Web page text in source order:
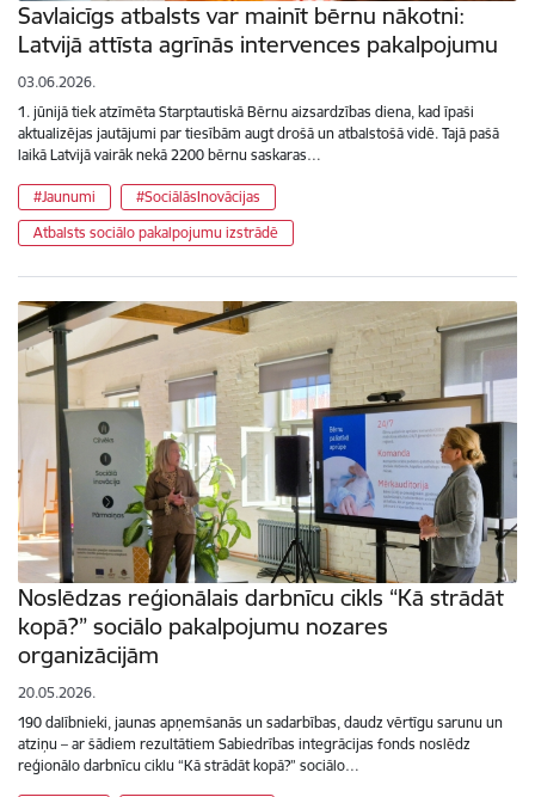
Savlaicīgs atbalsts var mainīt bērnu nākotni:
Latvijā attīsta agrīnās intervences pakalpojumu
03.06.2026.
1. jūnijā tiek atzīmēta Starptautiskā Bērnu aizsardzības diena, kad īpaši
aktualizējas jautājumi par tiesībām augt drošā un atbalstošā vidē. Tajā pašā
laikā Latvijā vairāk nekā 2200 bērnu saskaras…
#Jaunumi
#SociālāsInovācijas
Atbalsts sociālo pakalpojumu izstrādē
Noslēdzas reģionālais darbnīcu cikls “Kā strādāt
kopā?” sociālo pakalpojumu nozares
organizācijām
20.05.2026.
190 dalībnieki, jaunas apņemšanās un sadarbības, daudz vērtīgu sarunu un
atziņu – ar šādiem rezultātiem Sabiedrības integrācijas fonds noslēdz
reģionālo darbnīcu ciklu “Kā strādāt kopā?” sociālo…